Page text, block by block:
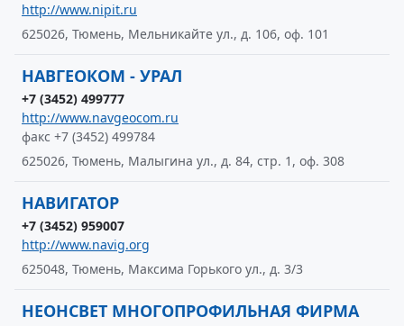
http://www.nipit.ru
625026, Тюмень, Мельникайте ул., д. 106, оф. 101
НАВГЕОКОМ - УРАЛ
+7 (3452) 499777
http://www.navgeocom.ru
факс +7 (3452) 499784
625026, Тюмень, Малыгина ул., д. 84, стр. 1, оф. 308
НАВИГАТОР
+7 (3452) 959007
http://www.navig.org
625048, Тюмень, Максима Горького ул., д. 3/3
НЕОНСВЕТ МНОГОПРОФИЛЬНАЯ ФИРМА